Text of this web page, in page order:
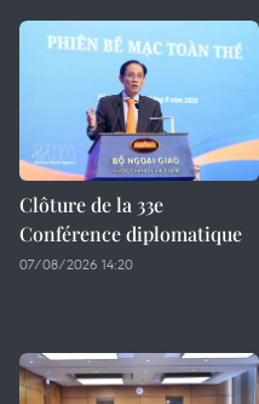
Clôture de la 33e
Conférence diplomatique
07/08/2026 14:20